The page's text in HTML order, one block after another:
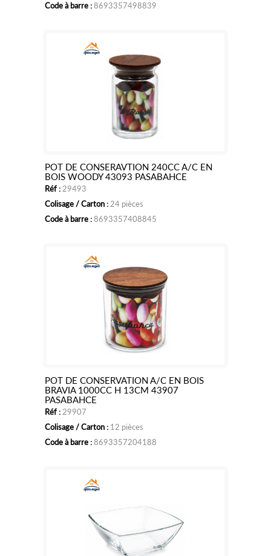
Code à barre :8693357498839
Ajouter
panier
POT DE CONSERAVTION 240CC A/C EN
BOIS WOODY 43093 PASABAHCE
Réf : 29493
Colisage / Carton : 24 pièces
Code à barre :8693357408845
Ajouter
au
POT DE CONSERVATION A/C EN BOIS
BRAVIA 1000CC H 13CM 43907
PASABAHCE
Réf : 29907
Colisage / Carton : 12 pièces
Code à barre :8693357204188